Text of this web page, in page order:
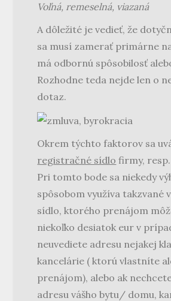
Voľná, remeselná, viazaná
A dôležité je vedieť, že
sa musí zamerať primárne
má odbornú spôsobilosť
Rozhodne teda nejde len o
dotaz.
Okrem týchto faktorov sa
registračné sídlo firmy,
Pri tomto bode sa niekedy
spôsobom využíva takzvané
sídlo, ktorého prenájom
niekoľko desiatok eur v
neuvediete adresu nejakej
kancelárie ( ktorú vlastníte
prenájom), alebo ak
adresu vášho bytu/ domu,